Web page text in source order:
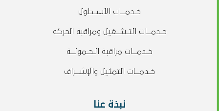
خـدمــات الأسـطول
خـدمــات التـشـغيل ومراقبة الحركة
خـدمــات مراقبة الـحـمولــة
خـدمــات التمثيل والإشــراف
نبذة عنا